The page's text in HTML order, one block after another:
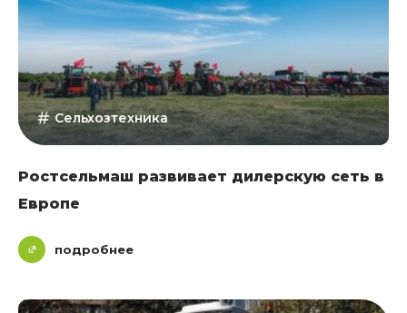
Сельхозтехника
Ростсельмаш развивает дилерскую сеть в
Европе
подробнее